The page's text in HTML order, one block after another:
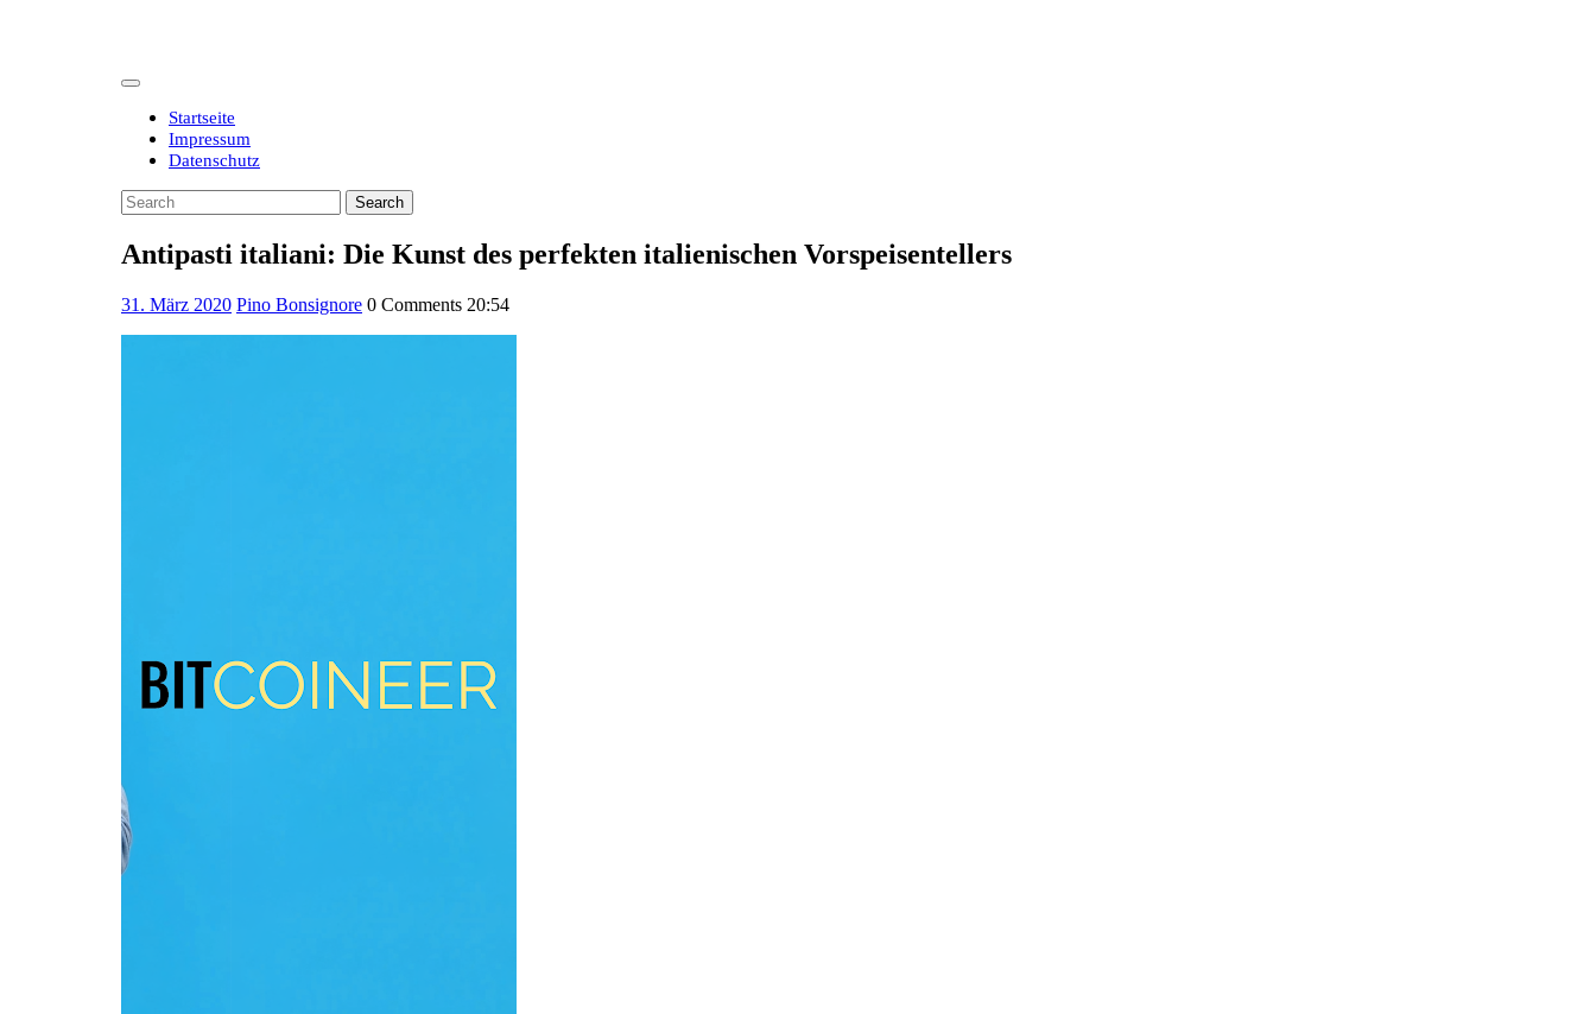
Open
ButtonStartseite
Impressum
Datenschutz
Close
Button
Search
for:
Antipasti italiani: Die Kunst des perfekten italienischen Vorspeisentellers
31. März 202031.
Pino Bonsignore 0 Comments 20:54